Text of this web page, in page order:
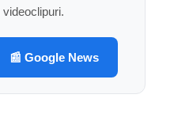
📰 Google News